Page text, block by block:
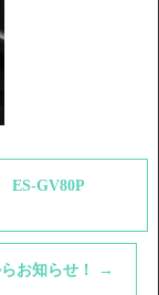
ES-GV80P
お知らせ！ →